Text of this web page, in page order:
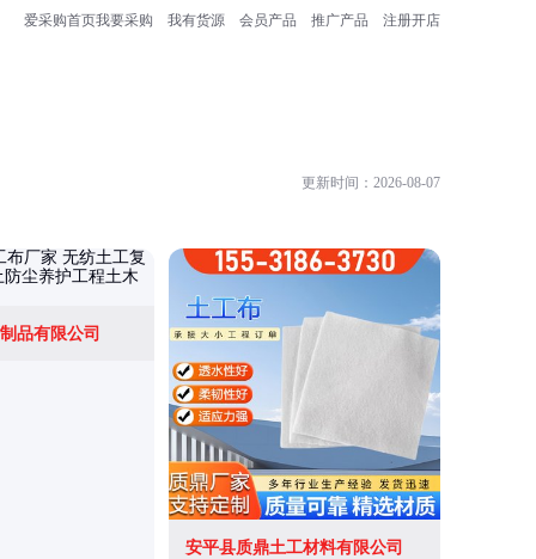
爱采购首页我要采购 我有货源 会员产品 推广产品 注册开店
更新时间：2026-08-07
品有限公司
安平县质鼎土工材料有限公司